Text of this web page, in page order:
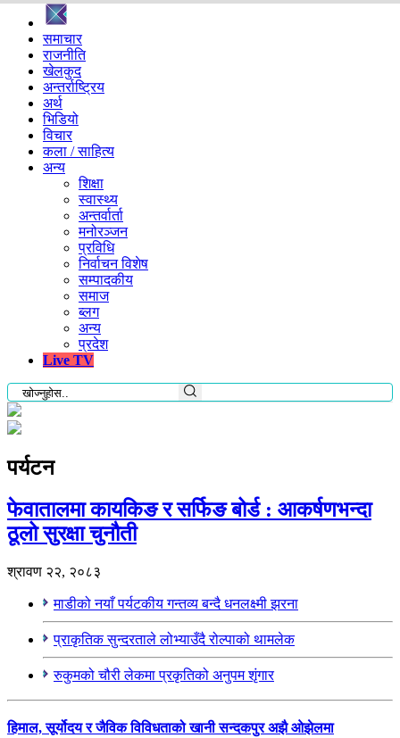
समाचार
राजनीति
खेलकुद
अन्तर्राष्ट्रिय
अर्थ
भिडियो
विचार
कला / साहित्य
अन्य
शिक्षा
स्वास्थ्य
अन्तर्वार्ता
मनोरञ्जन
प्रविधि
निर्वाचन विशेष
सम्पादकीय
समाज
ब्लग
अन्य
प्रदेश
Live TV
पर्यटन
फेवातालमा कायकिङ र सर्फिङ बोर्ड : आकर्षणभन्दा
ठूलो सुरक्षा चुनौती
श्रावण २२, २०८३
माडीको नयाँ पर्यटकीय गन्तव्य बन्दै धनलक्ष्मी झरना
प्राकृतिक सुन्दरताले लोभ्याउँदै रोल्पाको थामलेक
रुकुमको चौरी लेकमा प्रकृतिको अनुपम शृंगार
हिमाल, सूर्योदय र जैविक विविधताको खानी सन्दकपुर अझै ओझेलमा